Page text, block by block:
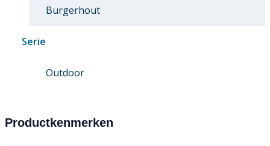
Burgerhout
Serie
Outdoor
Productkenmerken